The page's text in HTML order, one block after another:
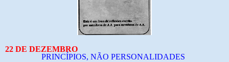
22 DE DEZEMBRO
PRINCÍPIOS, NÃO PERSONALIDADES